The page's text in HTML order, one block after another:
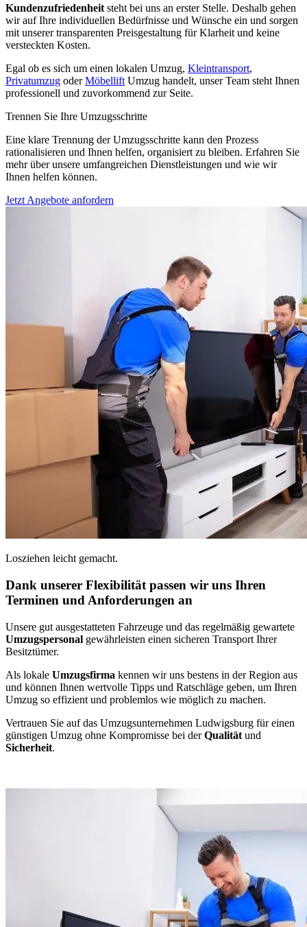
Kundenzufriedenheit steht bei uns an erster Stelle. Deshalb gehen
wir auf Ihre individuellen Bedürfnisse und Wünsche ein und sorgen
mit unserer transparenten Preisgestaltung für Klarheit und keine
versteckten Kosten.
Egal ob es sich um einen lokalen Umzug, Kleintransport,
Privatumzug oderMöbellift Umzug handelt, unser Team steht Ihnen
professionell und zuvorkommend zur Seite.
Trennen Sie Ihre Umzugsschritte
Eine klare Trennung der Umzugsschritte kann den Prozess
rationalisieren und Ihnen helfen, organisiert zu bleiben. Erfahren Sie
mehr über unsere umfangreichen Dienstleistungen und wie wir
Ihnen helfen können.
Jetzt Angebote anfordern
Losziehen leicht gemacht.
Dank unserer Flexibilität passen wir uns Ihren
Terminen und Anforderungen an
Unsere gut ausgestatteten Fahrzeuge und das regelmäßig gewartete
Umzugspersonal gewährleisten einen sicheren Transport Ihrer
Besitztümer.
Als lokale Umzugsfirma kennen wir uns bestens in der Region aus
und können Ihnen wertvolle Tipps und Ratschläge geben, um Ihren
Umzug so effizient und problemlos wie möglich zu machen.
Vertrauen Sie auf das Umzugsunternehmen Ludwigsburg für einen
günstigen Umzug ohne Kompromisse bei derQualität und
Sicherheit.